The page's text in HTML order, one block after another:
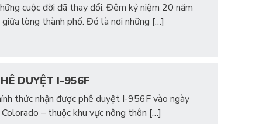
cuộc đời đã thay đổi. Đêm kỷ niệm 20 năm
lòng thành phố. Đó là nơi những […]
DUYỆT I-956F
thức nhận được phê duyệt I-956F vào ngày
– thuộc khu vực nông thôn […]